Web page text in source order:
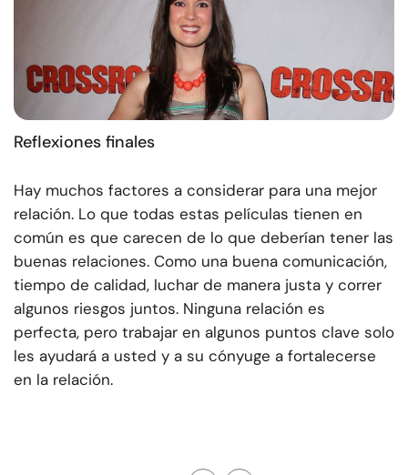
Reflexiones finales
Hay muchos factores a considerar para una mejor
relación. Lo que todas estas películas tienen en
común es que carecen de lo que deberían tener las
buenas relaciones. Como una buena comunicación,
tiempo de calidad, luchar de manera justa y correr
algunos riesgos juntos. Ninguna relación es
perfecta, pero trabajar en algunos puntos clave solo
les ayudará a usted y a su cónyuge a fortalecerse
en la relación.